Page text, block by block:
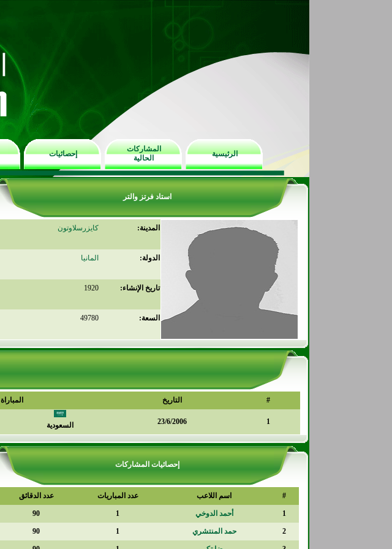
الرئيسية
المشاركات
الحالية
إحصائيات
استاد فرتز والتر
المدينة: كايزرسلاوتون
الدولة: المانيا
تاريخ الإنشاء: 1920
السعة: 49780
# التاريخ المباراة
1
23/6/2006 السعودية
إحصائيات المشاركات
# اسم اللاعب عدد المباريات عدد الدقائق
1 أحمد الدوخي 1
90
2 حمد المنتشري 1
90